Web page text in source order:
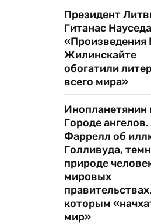
Президент
Гитанас
«Произведения
Жилинскайте
обогатили
всего мира»
Инопланетянин
Городе
Фаррелл об
Голливуда,
природе
мировых
правительствах,
которым
мир»